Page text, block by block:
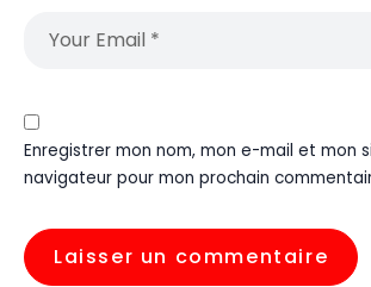
Enregistrer mon nom, mon e-mail et mon
navigateur pour mon prochain